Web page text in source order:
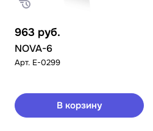
963 руб.
NOVA-6
Арт. E-0299
В корзину